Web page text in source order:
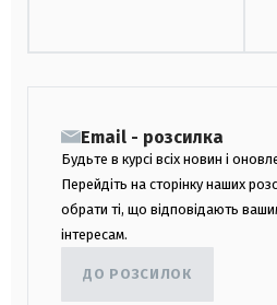
Email - розсилка
Будьте в курсі всіх новин і
Перейдіть на сторінку наших
обрати ті, що відповідають
інтересам.
ДО РОЗСИЛОК